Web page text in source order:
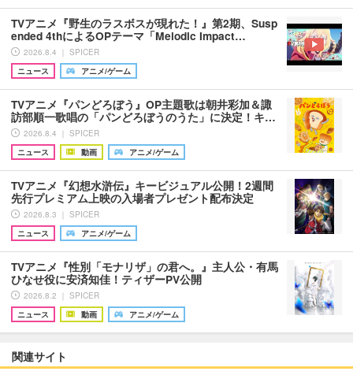
TVアニメ『野生のラスボスが現れた！』第2期、Susp
ended 4thによるOPテーマ「Melodic Impact…
2026.8.4 ｜ SPICER
ニュース
アニメ/ゲーム
TVアニメ『パンどろぼう』OP主題歌は朝井彩加＆諏
訪部順一歌唱の「パンどろぼうのうた」に決定！キ…
2026.8.4 ｜ SPICER
ニュース
動画 アニメ/ゲーム
TVアニメ『幻想水滸伝』キービジュアル公開！2週間
先行プレミアム上映の入場者プレゼント配布決定
2026.8.3 ｜ SPICER
ニュース
アニメ/ゲーム
TVアニメ『性別「モナリザ」の君へ。』主人公・有馬
ひなせ役に安済知佳！ティザーPV公開
2026.8.2 ｜ SPICER
ニュース
動画 アニメ/ゲーム
関連サイト